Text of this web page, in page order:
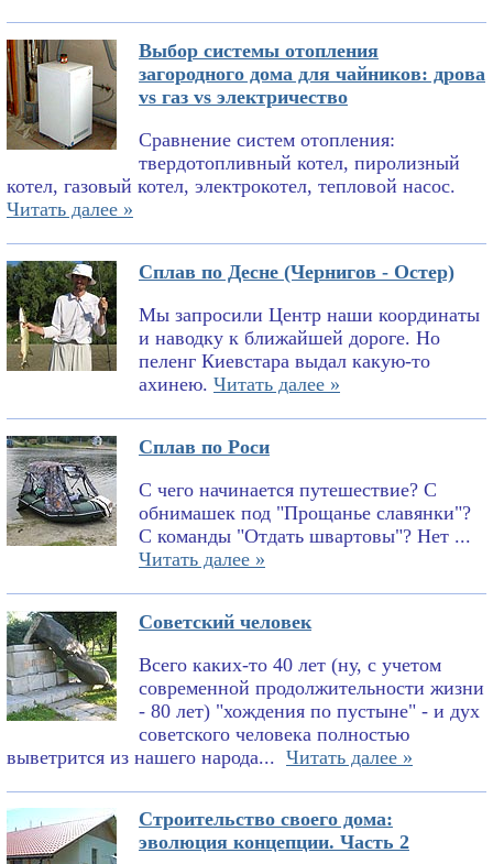
Выбор системы отопления
загородного дома для чайников: дрова
vs газ vs электричество
Сравнение систем отопления:
твердотопливный котел, пиролизный
котел, газовый котел, электрокотел, тепловой насос.
Читать далее »
Сплав по Десне (Чернигов - Остер)
Мы запросили Центр наши координаты
и наводку к ближайшей дороге. Но
пеленг Киевстара выдал какую-то
ахинею. Читать далее »
Сплав по Роси
С чего начинается путешествие? С
обнимашек под "Прощанье славянки"?
С команды "Отдать швартовы"? Нет ...
Читать далее »
Советский человек
Всего каких-то 40 лет (ну, с учетом
современной продолжительности жизни
- 80 лет) "хождения по пустыне" - и дух
советского человека полностью
выветрится из нашего народа... Читать далее »
Строительство своего дома:
эволюция концепции. Часть 2